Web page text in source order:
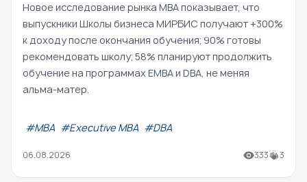
Новое исследование рынка MBA показывает, что
выпускники Школы бизнеса МИРБИС получают +300%
к доходу после окончания обучения; 90% готовы
рекомендовать школу; 58% планируют продолжить
обучение на программах EMBA и DBA, не меняя
альма-матер.
#МВА #Executive MBA #DBA
06.08.2026 333 3